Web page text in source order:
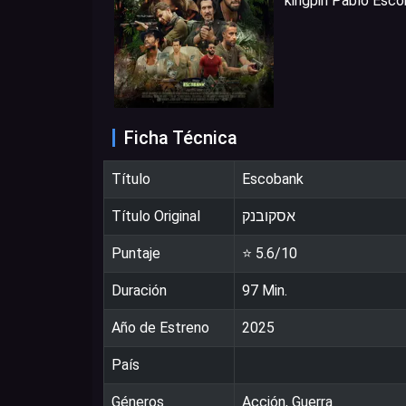
Ficha Técnica
Título Escobank
Título Original אסקובנק
Puntaje ⭐ 5.6/10
Duración 97 Min.
Año de Estreno 2025
País
Géneros Acción, Guerra